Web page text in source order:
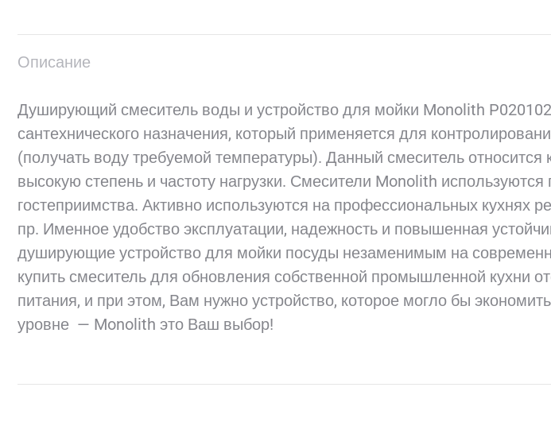
Описание
Душирующий смеситель воды и устройство для мойки Monolith
сантехнического назначения, который применяется для
(получать воду требуемой температуры). Данный смеситель
высокую степень и частоту нагрузки. Смесители Monolith
гостеприимства. Активно используются на профессиональных кухнях
пр. Именное удобство эксплуатации, надежность и повышенная
душирующие устройство для мойки посуды незаменимым на
купить смеситель для обновления собственной промышленной кухни
питания, и при этом, Вам нужно устройство, которое могло бы
уровне — Monolith это Ваш выбор!